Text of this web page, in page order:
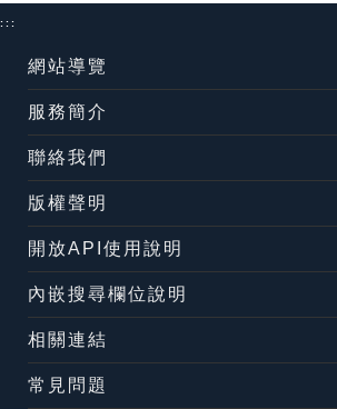
:::
網站導覽
服務簡介
聯絡我們
版權聲明
開放API使用說明
內嵌搜尋欄位說明
相關連結
常見問題